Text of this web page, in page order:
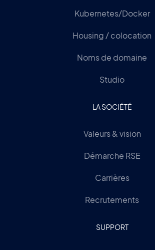
Kubernetes/Docker
Housing / colocation
Noms de domaine
Studio
LA SOCIÉTÉ
Valeurs & vision
Démarche RSE
Carrières
Recrutements
SUPPORT